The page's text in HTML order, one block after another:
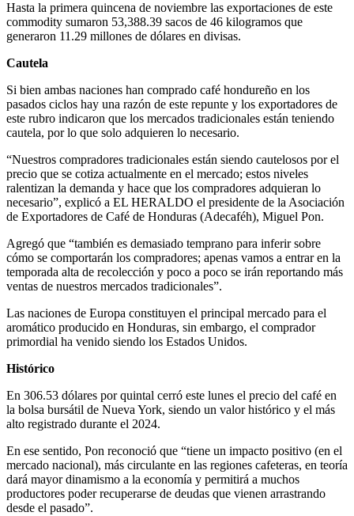
Hasta la primera quincena de noviembre las exportaciones de este
commodity sumaron 53,388.39 sacos de 46 kilogramos que
generaron 11.29 millones de dólares en divisas.
Cautela
Si bien ambas naciones han comprado café hondureño en los
pasados ciclos hay una razón de este repunte y los exportadores de
este rubro indicaron que los mercados tradicionales están teniendo
cautela, por lo que solo adquieren lo necesario.
“Nuestros compradores tradicionales están siendo cautelosos por el
precio que se cotiza actualmente en el mercado; estos niveles
ralentizan la demanda y hace que los compradores adquieran lo
necesario”, explicó a EL HERALDO el presidente de la Asociación
de Exportadores de Café de Honduras (Adecaféh), Miguel Pon.
Agregó que “también es demasiado temprano para inferir sobre
cómo se comportarán los compradores; apenas vamos a entrar en la
temporada alta de recolección y poco a poco se irán reportando más
ventas de nuestros mercados tradicionales”.
Las naciones de Europa constituyen el principal mercado para el
aromático producido en Honduras, sin embargo, el comprador
primordial ha venido siendo los Estados Unidos.
Histórico
En 306.53 dólares por quintal cerró este lunes el precio del café en
la bolsa bursátil de Nueva York, siendo un valor histórico y el más
alto registrado durante el 2024.
En ese sentido, Pon reconoció que “tiene un impacto positivo (en el
mercado nacional), más circulante en las regiones cafeteras, en teoría
dará mayor dinamismo a la economía y permitirá a muchos
productores poder recuperarse de deudas que vienen arrastrando
desde el pasado”.